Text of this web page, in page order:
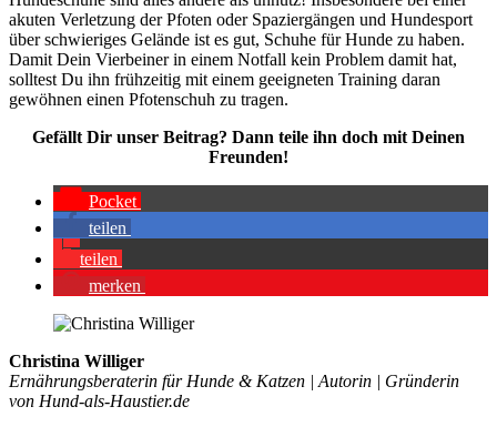
aku­ten Ver­let­zung der Pfo­ten oder Spa­zier­gän­gen und Hun­de­sport
über schwie­ri­ges Gelän­de ist es gut, Schu­he für Hun­de zu haben.
Damit Dein Vier­bei­ner in einem Not­fall kein Pro­blem damit hat,
soll­test Du ihn früh­zei­tig mit einem geeig­ne­ten Trai­ning dar­an
gewöh­nen einen Pfo­ten­schuh zu tra­gen.
Gefällt Dir unser Bei­trag? Dann tei­le ihn doch mit Dei­nen
Freun­den!
Pocket
tei­len
tei­len
mer­ken
Christina Williger
Ernährungsberaterin für Hunde & Katzen | Autorin | Gründerin
von Hund-als-Haustier.de